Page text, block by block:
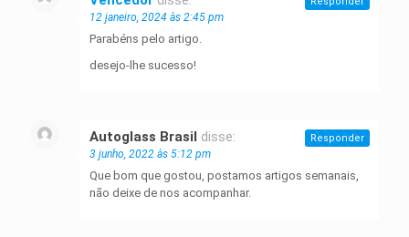
12 janeiro, 2024 às 2:45 pm
Parabéns pelo artigo.
desejo-lhe sucesso!
Autoglass Brasil disse:
3 junho, 2022 às 5:12 pm
Que bom que gostou, postamos artigos semanais,
não deixe de nos acompanhar.
Responder